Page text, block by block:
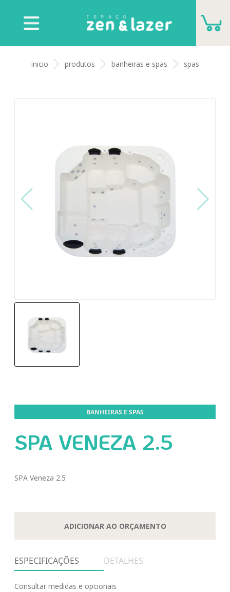
CARRINHO
FECHAR ORÇAMENTO
inicio produtos banheiras e spas spas
BANHEIRAS E SPAS
SPA VENEZA 2.5
SPA Veneza 2.5
ADICIONAR AO ORÇAMENTO
ESPECIFICAÇÕES DETALHES
Consultar medidas e opcionais